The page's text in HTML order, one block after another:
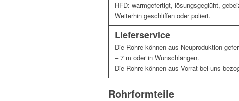
HFD: warmgefertigt, lösungsgeglüht,
Weiterhin geschliffen oder poliert.
Lieferservice
Die Rohre können aus Neuproduktion
– 7 m oder in Wunschlängen.
Die Rohre können aus Vorrat bei uns
Rohrformteile